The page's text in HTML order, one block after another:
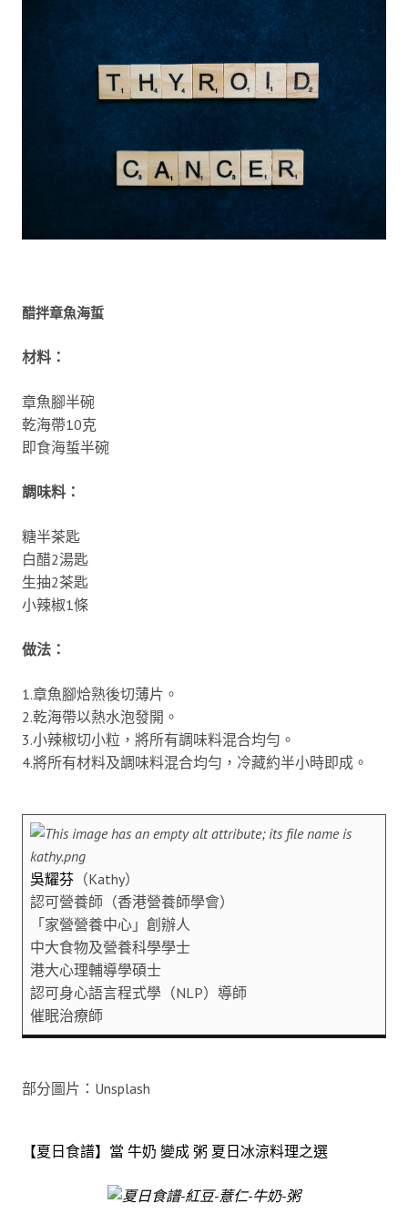
醋拌章魚海蜇
材料：
章魚腳半碗
乾海帶10克
即食海蜇半碗
調味料：
糖半茶匙
白醋2湯匙
生抽2茶匙
小辣椒1條
做法：
1.章魚腳烚熟後切薄片。
2.乾海帶以熱水泡發開。
3.小辣椒切小粒，將所有調味料混合均勻。
4.將所有材料及調味料混合均勻，冷藏約半小時即成。
吳耀芬 （Kathy）
認可營養師（香港營養師學會）
「家營營養中心」創辦人
中大食物及營養科學學士
港大心理輔導學碩士
認可身心語言程式學（NLP）導師
催眠治療師
部分圖片：Unsplash
【夏日食譜】當 牛奶 變成 粥 夏日冰涼料理之選